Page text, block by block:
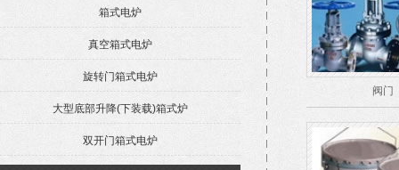
箱式电炉
真空箱式电炉
旋转门箱式电炉
大型底部升降(下装载)箱式炉
双开门箱式电炉
阀门